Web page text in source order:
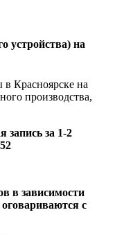
устройства) на
в Красноярске на
производства,
запись за 1-2
в зависимости
с